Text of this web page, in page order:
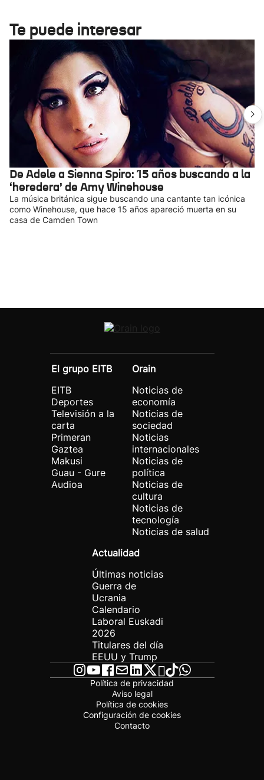
Te puede interesar
De Adele a Sienna Spiro: 15 años buscando a la
‘heredera’ de Amy Winehouse
La música británica sigue buscando una cantante tan icónica
como Winehouse, que hace 15 años apareció muerta en su
casa de Camden Town
El grupo EITB
EITB
Deportes
Televisión a la
carta
Primeran
Gaztea
Makusi
Guau - Gure
Audioa
Orain
Noticias de
economía
Noticias de
sociedad
Noticias
internacionales
Noticias de
política
Noticias de
cultura
Noticias de
tecnología
Noticias de salud
Actualidad
Últimas noticias
Guerra de
Ucrania
Calendario
Laboral Euskadi
2026
Titulares del día
EEUU y Trump
Política de privacidad
Aviso legal
Política de cookies
Configuración de cookies
Contacto